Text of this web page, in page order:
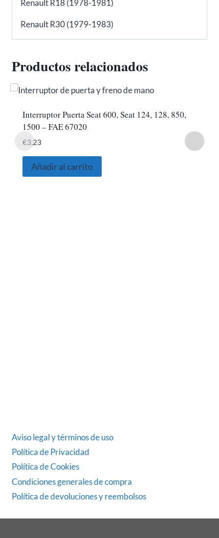
Renault R18 (1978-1981)
Renault R30 (1979-1983)
Productos relacionados
Interruptor Puerta Seat 600, Seat 124, 128, 850,
1500 – FAE 67020
€3,23
Añadir al carrito
Aviso legal y términos de uso
Política de Privacidad
Política de Cookies
Condiciones generales de compra
Política de devoluciones y reembolsos